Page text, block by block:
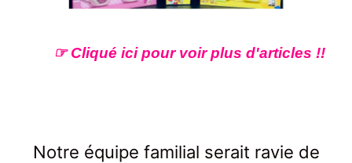
☞ Cliqué ici pour voir plus d'articles !!
Notre équipe familial serait ravie de